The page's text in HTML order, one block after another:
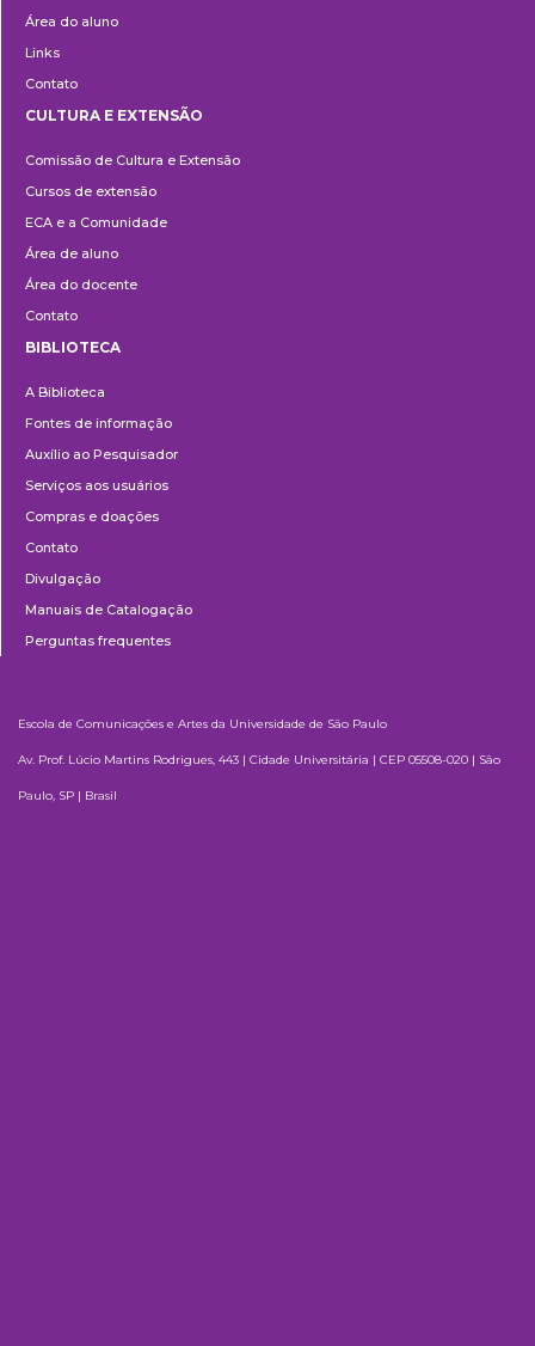
Área do aluno
Links
Contato
e
Extensão
CULTURA E EXTENSÃO
Comissão de Cultura e Extensão
Cursos de extensão
ECA e a Comunidade
Área de aluno
Área do docente
Contato
BIBLIOTECA
A Biblioteca
Fontes de informação
Auxílio ao Pesquisador
Serviços aos usuários
Compras e doações
Contato
Divulgação
Manuais de Catalogação
Perguntas frequentes
Escola de Comunicações e Artes da Universidade de São Paulo
Av. Prof. Lúcio Martins Rodrigues, 443 | Cidade Universitária | CEP 05508-020 | São
Paulo, SP | Brasil